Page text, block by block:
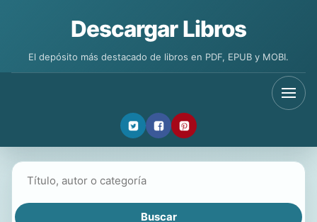
Descargar Libros
El depósito más destacado de libros en PDF, EPUB y MOBI.